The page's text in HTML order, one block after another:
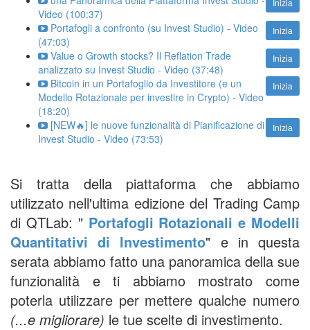
Video (100:37)
Inizia
Portafogli a confronto (su Invest Studio) - Video
(47:03)
Inizia
Value o Growth stocks? Il Reflation Trade
analizzato su Invest Studio - Video (37:48)
Inizia
Bitcoin in un Portafoglio da Investitore (e un
Modello Rotazionale per investire in Crypto) - Video
(18:20)
Inizia
[NEW🔥] le nuove funzionalità di Pianificazione di
Invest Studio - Video (73:53)
Si tratta della piattaforma che abbiamo
utilizzato nell'ultima edizione del Trading Camp
di QTLab: " Portafogli Rotazionali e Modelli
Quantitativi di Investimento" e in questa
serata abbiamo fatto una panoramica della sue
funzionalità e ti abbiamo mostrato come
poterla utilizzare per mettere qualche numero
(...e migliorare) le tue scelte di investimento.